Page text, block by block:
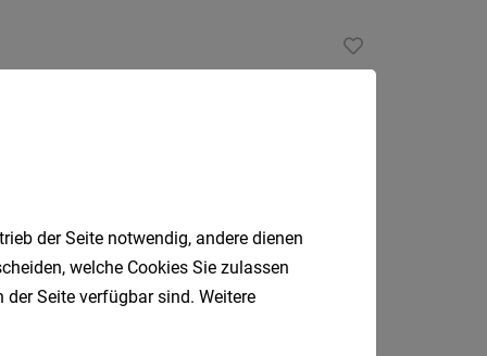
der Seite notwendig, andere dienen
welche Cookies Sie zulassen
Seite verfügbar sind. Weitere